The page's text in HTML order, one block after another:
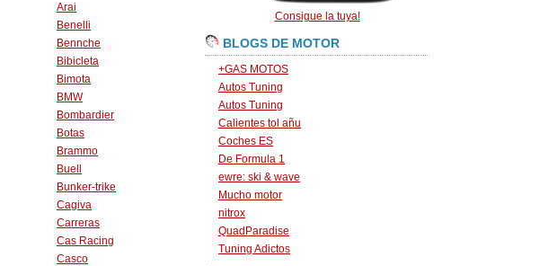
Arai
Benelli
Bennche
Bibicleta
Bimota
BMW
Bombardier
Botas
Brammo
Buell
Bunker-trike
Cagiva
Carreras
Cas Racing
Casco
Consigue la tuya!
BLOGS DE MOTOR
+GAS MOTOS
Autos Tuning
Autos Tuning
Calientes tol añu
Coches ES
De Formula 1
ewre: ski & wave
Mucho motor
nitrox
QuadParadise
Tuning Adictos